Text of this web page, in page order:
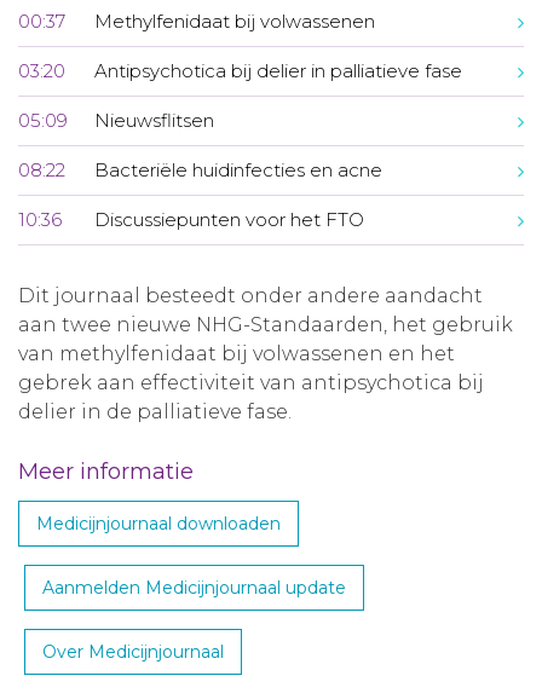
00:37 Methylfenidaat bij volwassenen
03:20 Antipsychotica bij delier in palliatieve fase
05:09 Nieuwsflitsen
08:22 Bacteriële huidinfecties en acne
10:36 Discussiepunten voor het FTO
Dit journaal besteedt onder andere aandacht
aan twee nieuwe NHG-Standaarden, het gebruik
van methylfenidaat bij volwassenen en het
gebrek aan effectiviteit van antipsychotica bij
delier in de palliatieve fase.
Meer informatie
Medicijnjournaal downloaden
Aanmelden Medicijnjournaal update
Over Medicijnjournaal